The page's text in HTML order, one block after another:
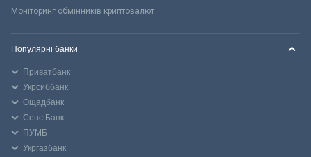
Моніторинг обмінників криптовалют
Популярні банки
Приватбанк
Укрсиббанк
Ощадбанк
Сенс Банк
ПУМБ
Укргазбанк